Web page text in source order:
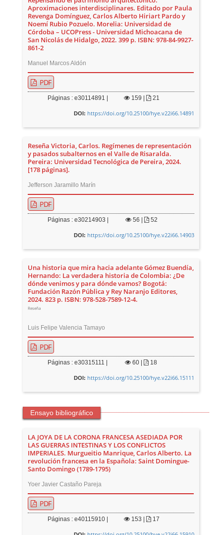
Aproximaciones interdisciplinares. Editado por Paula
Revenga Domínguez, Carlos Alberto Hiriart Pardo y
Noemí Rubio Pozuelo. Morelia: Universidad de
Córdoba – UCOPress - Universidad Michoacana de
San Nicolás de Hidalgo, 2022. 399 p. ISBN: 978-84-9927-
861-2
Manuel Marcos Aldón
PDF
Páginas : e30114891 | 159 | 21
DOI: https://doi.org/10.25100/hye.v22i66.14891
Reseña Victoria, Carlos. Regímenes de representación
y pasados subalternos en el Valle de Risaralda.
Pereira: Universidad Tecnológica de Pereira, 2024.
[178 páginas].
Jefferson Jaramillo Marín
PDF
Páginas : e30214903 | 56 | 52
DOI: https://doi.org/10.25100/hye.v22i66.14903
Una historia que mira hacia adelante Gómez Buendía,
Hernando: La verdadera historia de Colombia: ¿De
dónde venimos y para dónde vamos? Bogotá:
Fundación Razón Pública y Rey Naranjo Editores,
2024. 823 p. ISBN: 978-528-7589-12-4.
Reseña
Luis Felipe Valencia Tamayo
PDF
Páginas : e30315111 | 60 | 18
DOI: https://doi.org/10.25100/hye.v22i66.15111
Ensayo bibliográfico
LA JOYA DE LA CORONA FRANCESA ASEDIADA POR
LAS GUERRAS INTESTINAS Y LOS CONFLICTOS
IMPERIALES. Murgueitio Manrique, Carlos Alberto. La
revolución francesa en la Española: Saint Domingue-
Santo Domingo (1789-1795)
Yoer Javier Castaño Pareja
PDF
Páginas : e40115910 | 153 | 17